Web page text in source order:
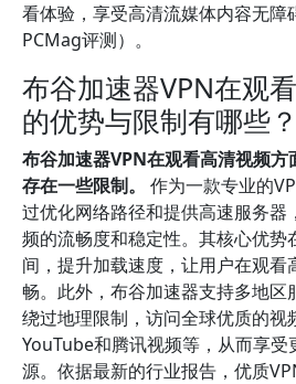
看体验，享受高清流媒体内容无障
PCMag评测）。
布谷加速器VPN在观
的优势与限制有哪些？
布谷加速器VPN在观看高清视频
存在一些限制。
作为一款专业的
过优化网络路径和提供高速服务器
频的流畅度和稳定性。其核心优势
间，提升加载速度，让用户在观看
畅。此外，布谷加速器支持多地区
绕过地理限制，访问全球优质的视
YouTube和腾讯视频等，从而享受
源。依据最新的行业报告，优质